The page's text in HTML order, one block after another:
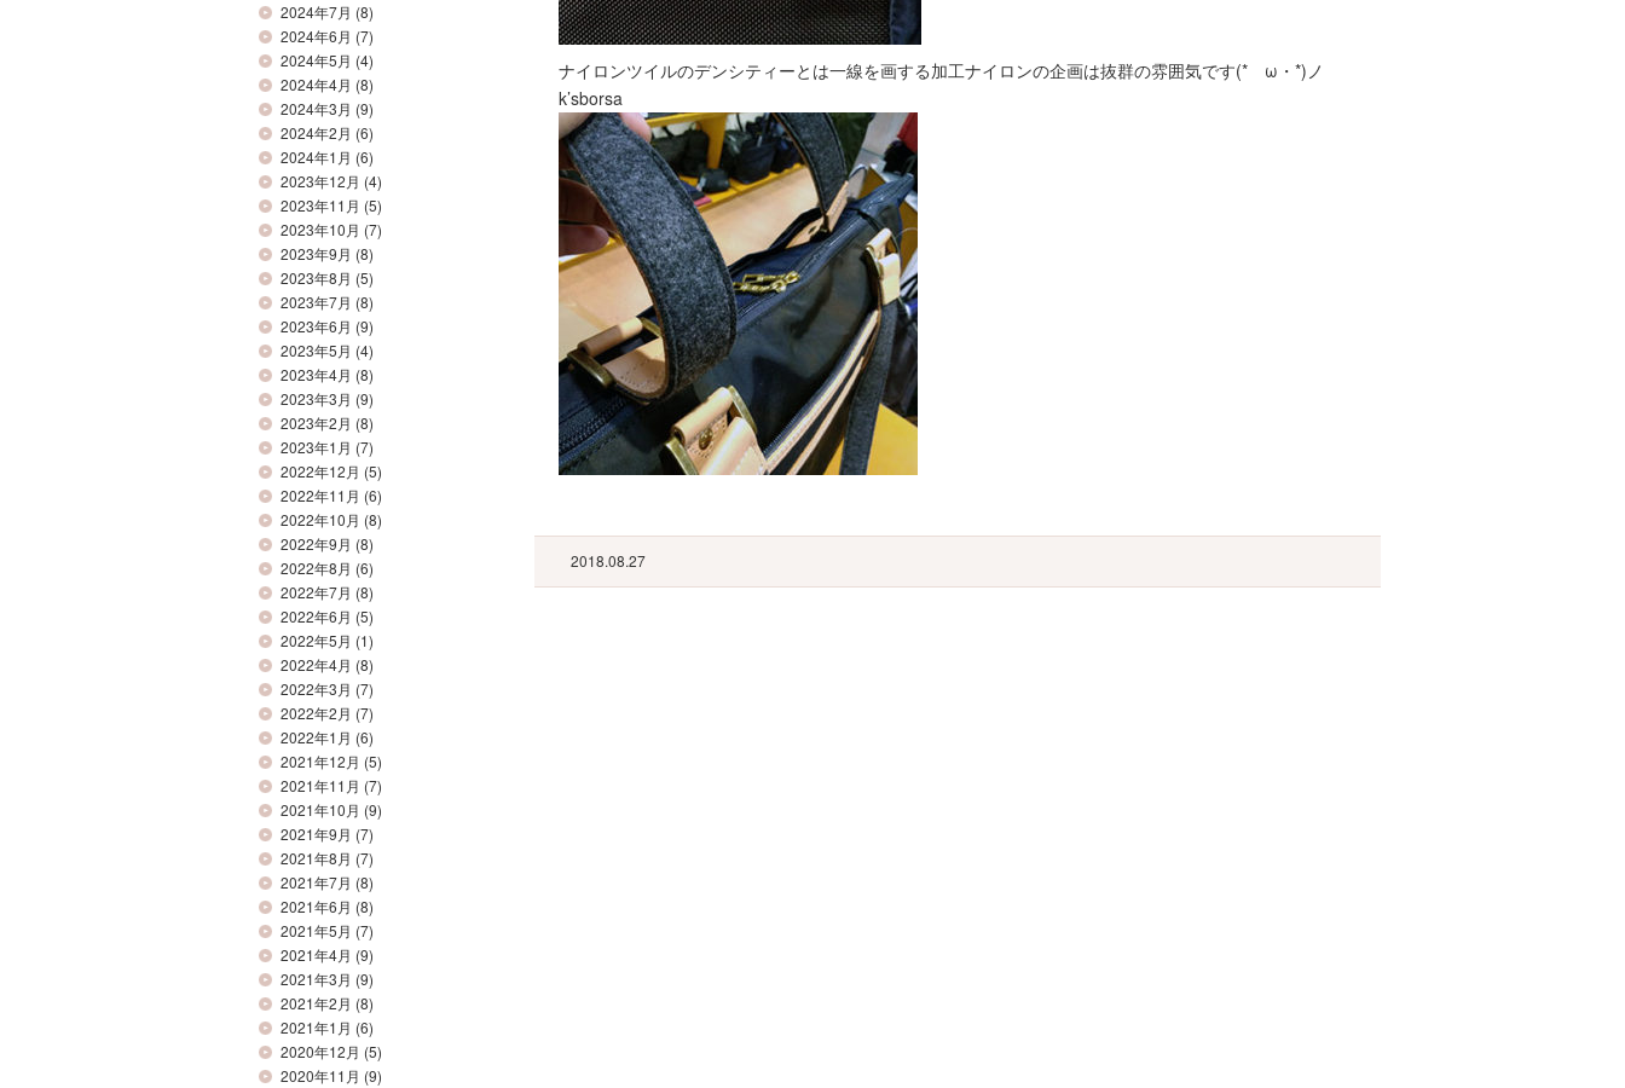
2024年7月 (8)
2024年6月 (7)
2024年5月 (4)
2024年4月 (8)
2024年3月 (9)
2024年2月 (6)
2024年1月 (6)
2023年12月 (4)
2023年11月 (5)
2023年10月 (7)
2023年9月 (8)
2023年8月 (5)
2023年7月 (8)
2023年6月 (9)
2023年5月 (4)
2023年4月 (8)
2023年3月 (9)
2023年2月 (8)
2023年1月 (7)
2022年12月 (5)
2022年11月 (6)
2022年10月 (8)
2022年9月 (8)
2022年8月 (6)
2022年7月 (8)
2022年6月 (5)
2022年5月 (1)
2022年4月 (8)
2022年3月 (7)
2022年2月 (7)
2022年1月 (6)
2021年12月 (5)
2021年11月 (7)
2021年10月 (9)
2021年9月 (7)
2021年8月 (7)
2021年7月 (8)
2021年6月 (8)
2021年5月 (7)
2021年4月 (9)
2021年3月 (9)
2021年2月 (8)
2021年1月 (6)
2020年12月 (5)
2020年11月 (9)
ナイロンツイルのデンシティーとは一線を画する加工ナイロンの企画は抜群の雰囲気です(*ゝω・*)ノ
k’sborsa
2018.08.27